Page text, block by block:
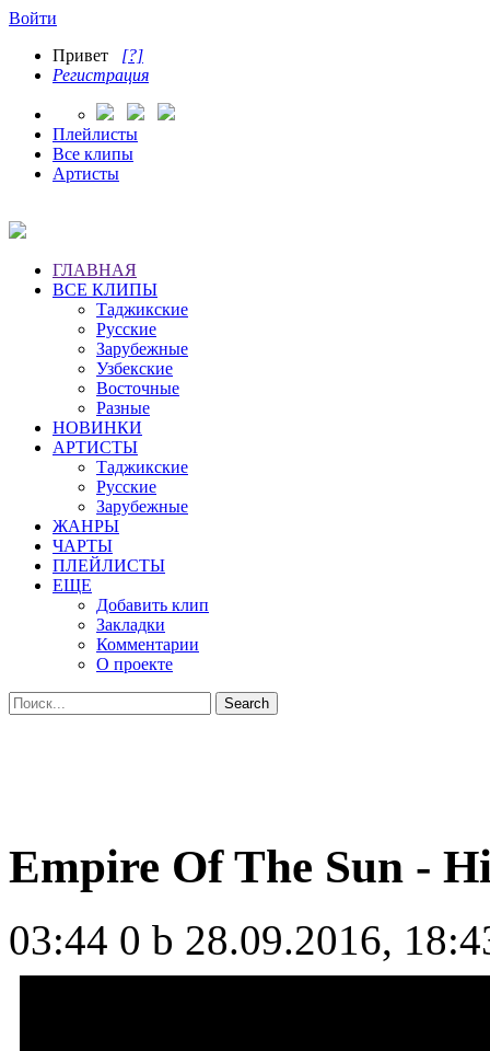
Войти
Привет [?]
Регистрация
Плейлисты
Все клипы
Артисты
ГЛАВНАЯ
ВСЕ КЛИПЫ
Таджикские
Русские
Зарубежные
Узбекские
Восточные
Разные
НОВИНКИ
АРТИСТЫ
Таджикские
Русские
Зарубежные
ЖАНРЫ
ЧАРТЫ
ПЛЕЙЛИСТЫ
ЕЩЕ
Добавить клип
Закладки
Комментарии
О проекте
Empire Of The Sun -
03:44 0 b 28.09.2016,